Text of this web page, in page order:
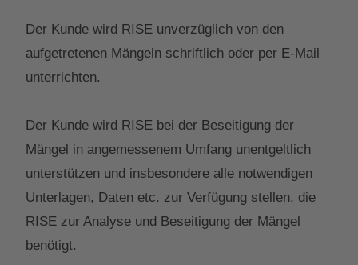
Der Kunde wird RISE unverzüglich von den
aufgetretenen Mängeln schriftlich oder per E-Mail
unterrichten.
Der Kunde wird RISE bei der Beseitigung der
Mängel in angemessenem Umfang unentgeltlich
unterstützen und insbesondere alle notwendigen
Unterlagen, Daten etc. zur Verfügung stellen, die
RISE zur Analyse und Beseitigung der Mängel
benötigt.